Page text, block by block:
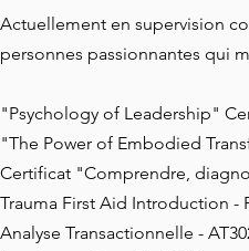
Actuellement en supervision
personnes passionnantes qui
"Psychology of Leadership"
"The Power of Embodied
Certificat "Comprendre,
Trauma First Aid Introduction -
Analyse Transactionnelle -